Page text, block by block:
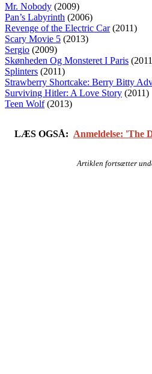
Mr. Nobody (2009)
Pan’s Labyrinth (2006)
Revenge of the Electric Car(2011)
Scary Movie 5 (2013)
Sergio (2009)
Skønheden Og Monsteret I Paris
Splinters (2011)
Strawberry Shortcake: Berry Bitty
Surviving Hitler: A Love Story (2011)
Teen Wolf(2013)
LÆS OGSÅ: Anmeldelse: 'The
Artiklen fortsætter